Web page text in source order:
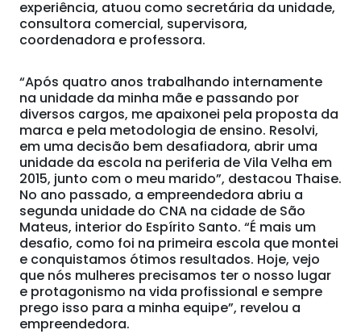
experiência, atuou como secretária da unidade,
consultora comercial, supervisora,
coordenadora e professora.
“Após quatro anos trabalhando internamente
na unidade da minha mãe e passando por
diversos cargos, me apaixonei pela proposta da
marca e pela metodologia de ensino. Resolvi,
em uma decisão bem desafiadora, abrir uma
unidade da escola na periferia de Vila Velha em
2015, junto com o meu marido”, destacou Thaise.
No ano passado, a empreendedora abriu a
segunda unidade do CNA na cidade de São
Mateus, interior do Espírito Santo. “É mais um
desafio, como foi na primeira escola que montei
e conquistamos ótimos resultados. Hoje, vejo
que nós mulheres precisamos ter o nosso lugar
e protagonismo na vida profissional e sempre
prego isso para a minha equipe”, revelou a
empreendedora.